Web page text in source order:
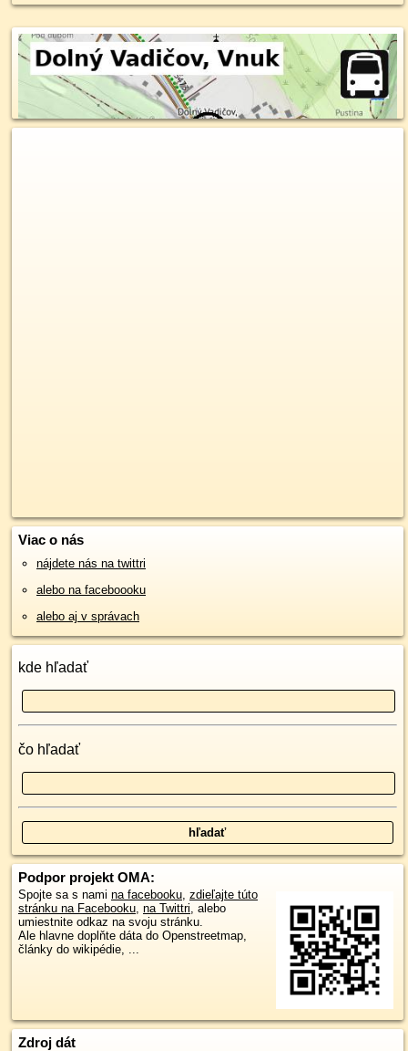
Viac o nás
nájdete nás na twittri
alebo na faceboooku
alebo aj v správach
kde hľadať
čo hľadať
Podpor projekt OMA:
Spojte sa s nami na facebooku, zdieľajte túto
stránku na Facebooku, na Twittri, alebo
umiestnite odkaz na svoju stránku.
Ale hlavne doplňte dáta do Openstreetmap,
články do wikipédie, ...
Zdroj dát